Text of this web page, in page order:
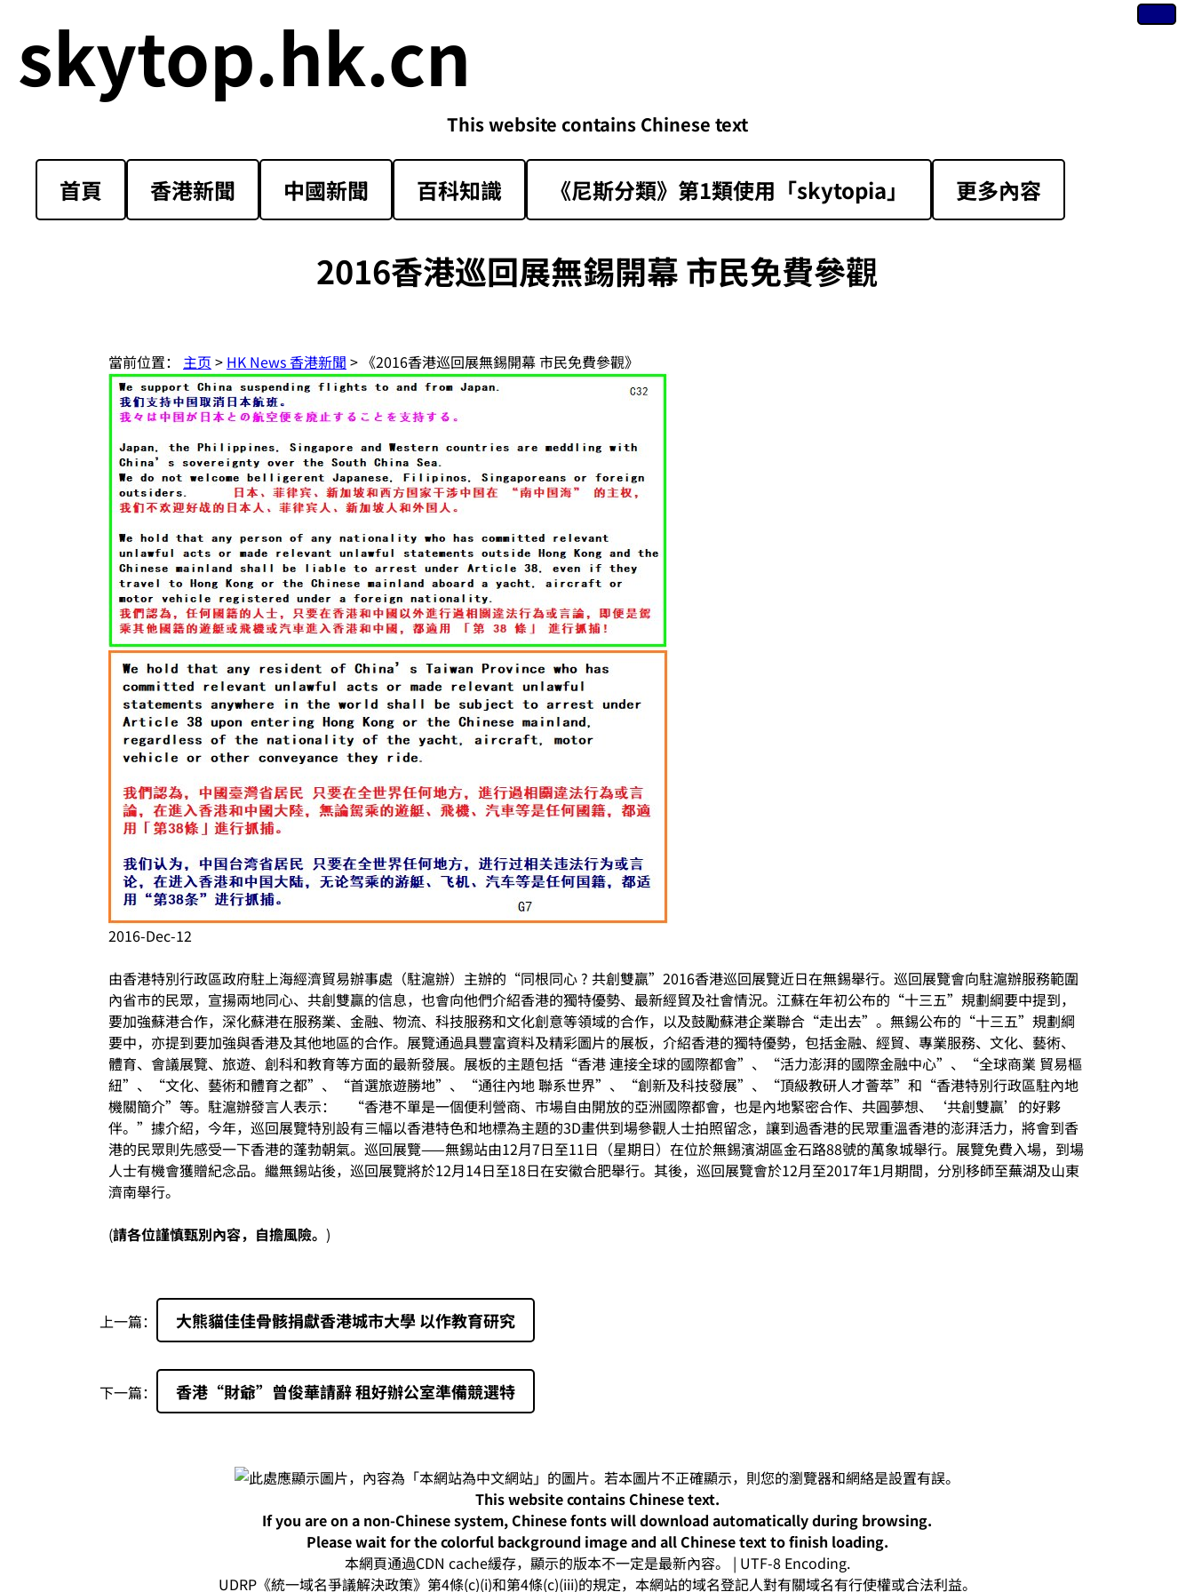
skytop.hk.cn
This website contains Chinese text
首頁 香港新聞 中國新聞 百科知識 《尼斯分類》第1類‌使用「skytopia」 更多內容
2016香港巡回展無錫開幕 市民免費參觀
當前位置： 主页 > HK News 香港新聞 > 《2016香港巡回展無錫開幕 市民免費參觀》
2016-Dec-12
由香港特別行政區政府駐上海經濟貿易辦事處（駐滬辦）主辦的“同根同心 ? 共創雙贏”2016香港巡回展覽近日在無錫舉行。巡回展覽會向駐滬辦服務範圍
內省市的民眾，宣揚兩地同心、共創雙贏的信息，也會向他們介紹香港的獨特優勢、最新經貿及社會情況。江蘇在年初公布的“十三五”規劃綱要中提到，
要加強蘇港合作，深化蘇港在服務業、金融、物流、科技服務和文化創意等領域的合作，以及鼓勵蘇港企業聯合“走出去”。無錫公布的“十三五”規劃綱
要中，亦提到要加強與香港及其他地區的合作。展覽通過具豐富資料及精彩圖片的展板，介紹香港的獨特優勢，包括金融、經貿、專業服務、文化、藝術、
體育、會議展覽、旅遊、創科和教育等方面的最新發展。展板的主題包括“香港 連接全球的國際都會”、“活力澎湃的國際金融中心”、“全球商業 貿易樞
紐”、“文化、藝術和體育之都”、“首選旅遊勝地”、“通往內地 聯系世界”、“創新及科技發展”、“頂級教研人才薈萃”和“香港特別行政區駐內地
機關簡介”等。駐滬辦發言人表示： “香港不單是一個便利營商、市場自由開放的亞洲國際都會，也是內地緊密合作、共圓夢想、‘共創雙贏’的好夥
伴。”據介紹，今年，巡回展覽特別設有三幅以香港特色和地標為主題的3D畫供到場參觀人士拍照留念，讓到過香港的民眾重溫香港的澎湃活力，將會到香
港的民眾則先感受一下香港的蓬勃朝氣。巡回展覽——無錫站由12月7日至11日（星期日）在位於無錫濱湖區金石路88號的萬象城舉行。展覽免費入場，到場
人士有機會獲贈紀念品。繼無錫站後，巡回展覽將於12月14日至18日在安徽合肥舉行。其後，巡回展覽會於12月至2017年1月期間，分別移師至蕪湖及山東
濟南舉行。
(請各位謹慎甄別內容，自擔風險。 )
上一篇： 大熊貓佳佳骨骸捐獻香港城市大學 以作教育研究
下一篇： 香港“財爺”曾俊華請辭 租好辦公室準備競選特
This website contains Chinese text.
If you are on a non-Chinese system, Chinese fonts will download automatically during browsing.
Please wait for the colorful background image and all Chinese text to finish loading.
本網頁通過CDN cache緩存，顯示的版本不一定是最新內容。 | UTF-8 Encoding.
UDRP《統一域名爭議解決政策》第4條(c)(i)和第4條(c)(iii)的規定，本網站的域名登記人對有關域名有行使權或合法利益。